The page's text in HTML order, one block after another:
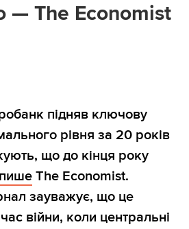
— The Economist
підняв ключову
рівня за 20 років
що до кінця року
пише The Economist.
зауважує, що це
війни, коли центральні